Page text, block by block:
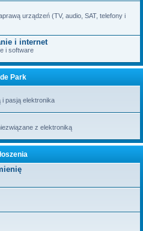
urządzeń (TV, audio, SAT, telefony i
i internet
i software
Park
i pasją elektronika
z elektroniką